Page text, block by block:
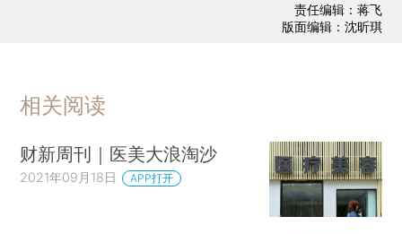
责任编辑：蒋飞
版面编辑：沈昕琪
相关阅读
财新周刊｜医美大浪淘沙
2021年09月18日 APP打开